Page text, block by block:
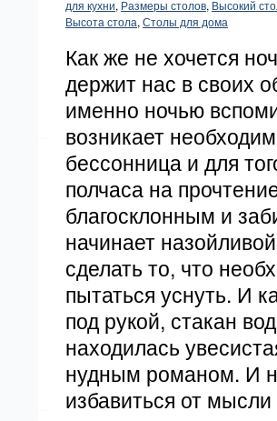
для кухни, Размеры столов, Высокий
Высота стола, Столы для дома
Как же не хочется
держит нас в своих
именно ночью
возникает
бессонница и для
полчаса на
благосклонным и
начинает
сделать то, что
пытаться уснуть. И
под рукой, стакан
находилась
нудным романом. И
избавиться от